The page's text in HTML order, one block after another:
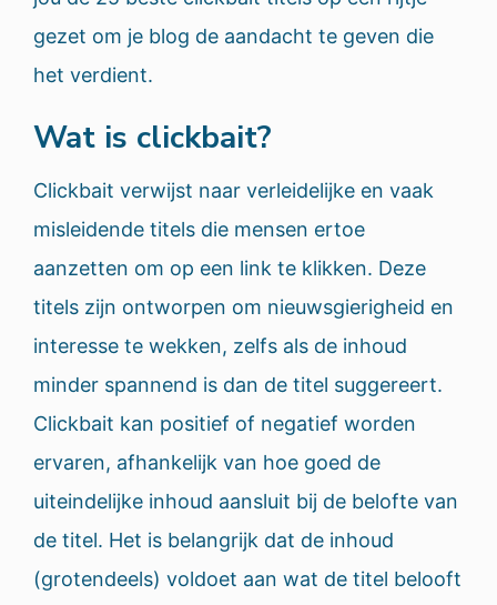
gezet om je blog de aandacht te geven die
het verdient.
Wat is clickbait?
Clickbait verwijst naar verleidelijke en vaak
misleidende titels die mensen ertoe
aanzetten om op een link te klikken. Deze
titels zijn ontworpen om nieuwsgierigheid en
interesse te wekken, zelfs als de inhoud
minder spannend is dan de titel suggereert.
Clickbait kan positief of negatief worden
ervaren, afhankelijk van hoe goed de
uiteindelijke inhoud aansluit bij de belofte van
de titel. Het is belangrijk dat de inhoud
(grotendeels) voldoet aan wat de titel belooft